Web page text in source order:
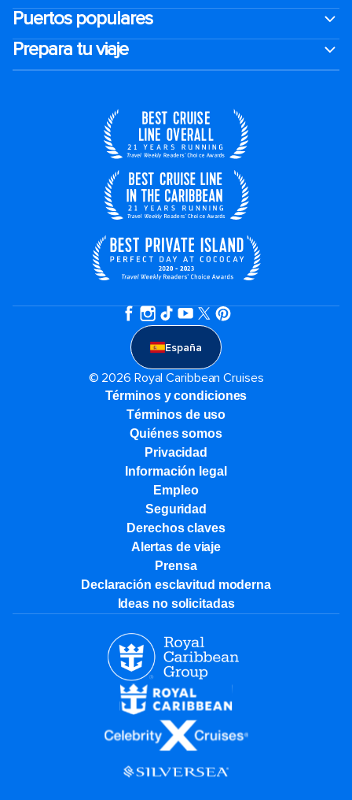
Puertos populares
Prepara tu viaje
España
© 2026 Royal Caribbean Cruises
Términos y condiciones
Términos de uso
Quiénes somos
Privacidad
Información legal
Empleo
Seguridad
Derechos claves
Alertas de viaje
Prensa
Declaración esclavitud moderna
Ideas no solicitadas